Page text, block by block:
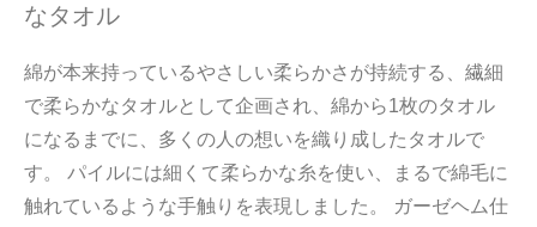
なタオル
綿が本来持っているやさしい柔らかさが持続する、繊細
で柔らかなタオルとして企画され、綿から1枚のタオル
になるまでに、多くの人の想いを織り成したタオルで
す。 パイルには細くて柔らかな糸を使い、まるで綿毛に
触れているような手触りを表現しました。 ガーゼヘム仕